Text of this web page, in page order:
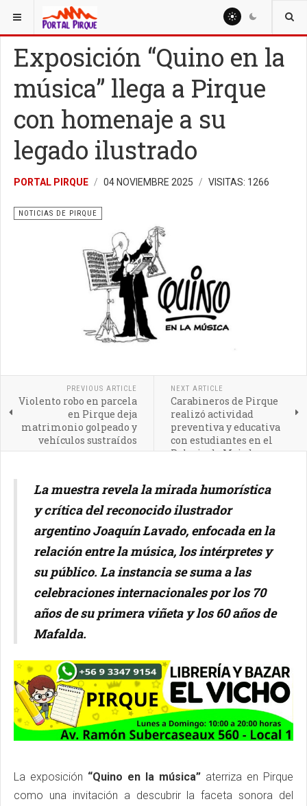
ESTÁ AQUÍ: NOTICIAS
Exposición “Quino en la
música” llega a Pirque
con homenaje a su
legado ilustrado
PORTAL PIRQUE 04 NOVIEMBRE 2025 VISITAS: 1266
NOTICIAS DE PIRQUE
PREVIOUS ARTICLE
Violento robo en parcela
en Pirque deja
matrimonio golpeado y
vehículos sustraídos
NEXT ARTICLE
Carabineros de Pirque
realizó actividad
preventiva y educativa
con estudiantes en el
Palacio de Majadas
La muestra revela la mirada humorística
y crítica del reconocido ilustrador
argentino Joaquín Lavado, enfocada en la
relación entre la música, los intérpretes y
su público. La instancia se suma a las
celebraciones internacionales por los 70
años de su primera viñeta y los 60 años de
Mafalda.
La exposición “Quino en la música” aterriza en Pirque
como una invitación a descubrir la faceta sonora del